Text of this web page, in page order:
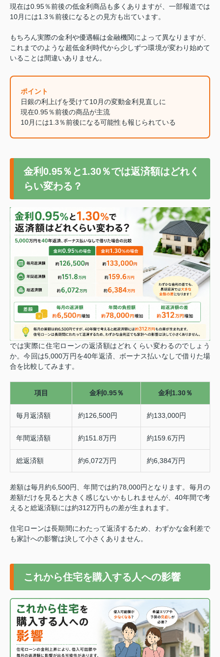
現在は0.95％前後の低金利商品も多くありますが、一部報道では
10月には1.3％前後になるとの見方も出ています。
もちろん実際の金利や優遇幅は金融機関によって異なりますが、
これまでのような超低金利時代から少しずつ環境が変わり始めて
いることは間違いありません。
ポイント
日銀の利上げを受けて10月の変動金利見直しに
現在0.95％前後の商品が主流
10月には1.3％前後になる可能性も報じられている
金利0.95％と1.30％では返済額はどれく
らい変わる？
では実際に住宅ローンの返済額はどれくらい変わるのでしょう
か。今回は5,000万円を40年返済、ボーナス払いなしで借りた場
合を比較してみます。
項目 金利0.95％ 金利1.30％
毎月返済額 約126,500円 約133,000円
年間返済額 約151.8万円 約159.6万円
総返済額 約6,072万円 約6,384万円
差額は毎月約6,500円、年間では約78,000円となります。 毎月の
差額だけを見ると大きく感じないかもしれませんが、40年間で考
えると総返済額には約312万円もの差が生まれます。
住宅ローンは長期間にわたって返済するため、わずかな金利差で
も家計への影響は決して小さくありません。
これから住宅を購入する人への影響